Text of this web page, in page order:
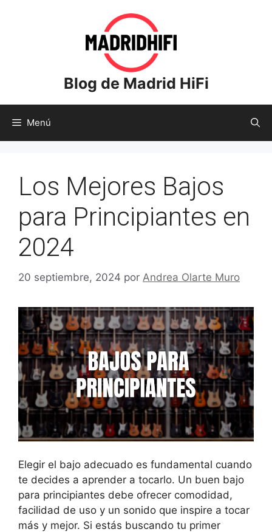
Blog de Madrid HiFi
Menú
Los Mejores Bajos
para Principiantes en
2024
20 septiembre, 2024 por Andrea Olarte Muro
Elegir el bajo adecuado es fundamental cuando
te decides a aprender a tocarlo. Un buen bajo
para principiantes debe ofrecer comodidad,
facilidad de uso y un sonido que inspire a tocar
más y mejor. Si estás buscando tu primer